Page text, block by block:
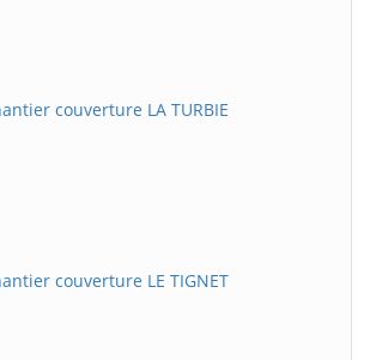
couverture LA TURBIE
couverture LE TIGNET